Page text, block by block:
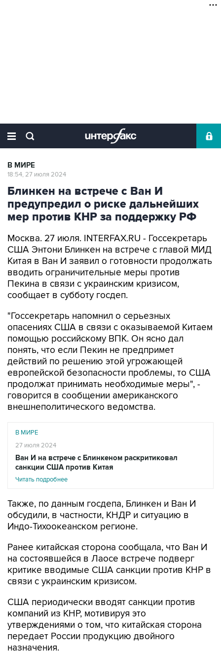
В МИРЕ
18:54, 27 июля 2024
Блинкен на встрече с Ван И
предупредил о риске дальнейших
мер против КНР за поддержку РФ
Москва. 27 июля. INTERFAX.RU - Госсекретарь
США Энтони Блинкен на встрече с главой МИД
Китая в Ван И заявил о готовности продолжать
вводить ограничительные меры против
Пекина в связи с украинским кризисом,
сообщает в субботу госдеп.
"Госсекретарь напомнил о серьезных
опасениях США в связи с оказываемой Китаем
помощью российскому ВПК. Он ясно дал
понять, что если Пекин не предпримет
действий по решению этой угрожающей
европейской безопасности проблемы, то США
продолжат принимать необходимые меры", -
говорится в сообщении американского
внешнеполитического ведомства.
В МИРЕ
27 июля 2024
Ван И на встрече с Блинкеном раскритиковал
санкции США против Китая
Читать подробнее
Также, по данным госдепа, Блинкен и Ван И
обсудили, в частности, КНДР и ситуацию в
Индо-Тихоокеанском регионе.
Ранее китайская сторона сообщала, что Ван И
на состоявшейся в Лаосе встрече подверг
критике вводимые США санкции против КНР в
связи с украинским кризисом.
США периодически вводят санкции против
компаний из КНР, мотивируя это
утверждениями о том, что китайская сторона
передает России продукцию двойного
назначения.